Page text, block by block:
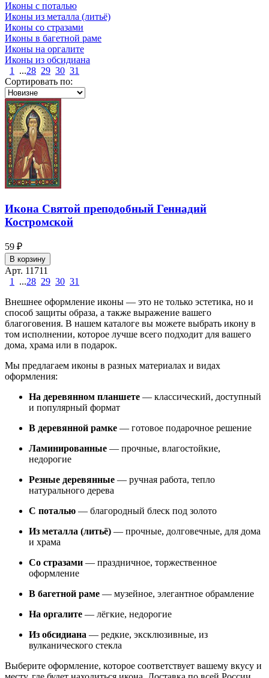
Иконы с поталью
Иконы из металла (литьё)
Иконы со стразами
Иконы в багетной раме
Иконы на оргалите
Иконы из обсидиана
1
...28 29 30 31
Сортировать по:
Икона Святой преподобный Геннадий
Костромской
59 ₽
В корзину
Арт. 11711
1
...28 29 30 31
Внешнее оформление иконы — это не только эстетика, но и
способ защиты образа, а также выражение вашего
благоговения. В нашем каталоге вы можете выбрать икону в
том исполнении, которое лучше всего подходит для вашего
дома, храма или в подарок.
Мы предлагаем иконы в разных материалах и видах
оформления:
На деревянном планшете — классический, доступный
и популярный формат
В деревянной рамке — готовое подарочное решение
Ламинированные — прочные, влагостойкие,
недорогие
Резные деревянные — ручная работа, тепло
натурального дерева
С поталью — благородный блеск под золото
Из металла (литьё) — прочные, долговечные, для дома
и храма
Со стразами — праздничное, торжественное
оформление
В багетной раме — музейное, элегантное обрамление
На оргалите — лёгкие, недорогие
Из обсидиана — редкие, эксклюзивные, из
вулканического стекла
Выберите оформление, которое соответствует вашему вкусу и